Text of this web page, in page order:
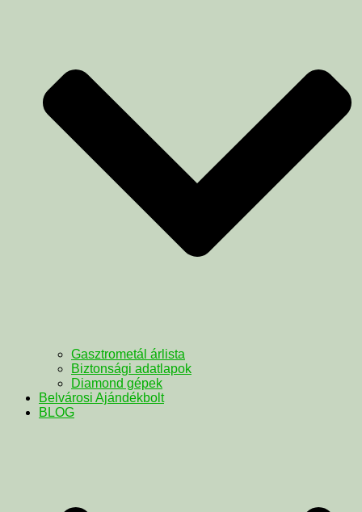
Gasztrometál árlista
Biztonsági adatlapok
Diamond gépek
Belvárosi Ajándékbolt
BLOG